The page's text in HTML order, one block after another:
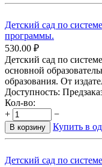
Детский сад по
программы.
530.00 ₽
Детский сад по
основной
образования. От
Доступность:
Кол-во:
+
−
В корзину Купить в
Детский сад по